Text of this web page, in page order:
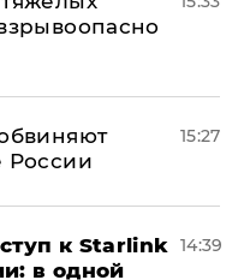
России
15:27
к Starlink
в одной
14:39